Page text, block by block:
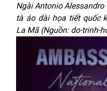
Ngài Antonio
tà áo dài họa tiết quốc
La Mã (Nguồn: do-trinh-